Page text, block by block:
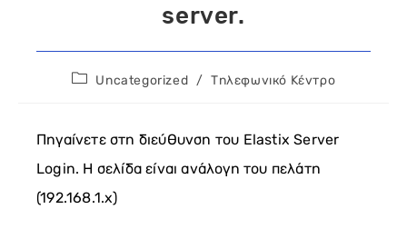
server.
PostUncategorized / Τηλεφωνικό Κέντρο
Πηγαίνετε στη διεύθυνση του Elastix Server
Login. Η σελίδα είναι ανάλογη του πελάτη
(192.168.1.x)